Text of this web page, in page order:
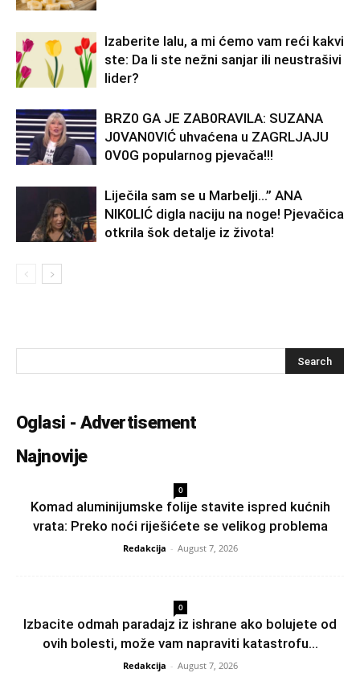
Izaberite lalu, a mi ćemo vam reći kakvi
ste: Da li ste nežni sanjar ili neustrašivi
lider?
BRZ0 GA JE ZAB0RAVlLA: SUZANA
J0VAN0VIĆ uhvaćena u ZAGRLJAJU
0V0G popularnog pjevača!!!
Liječila sam se u Marbelji…” ANA
NlK0LlĆ digla naciju na noge! Pjevačica
otkrila šok detalje iz života!
Oglasi - Advertisement
Najnovije
0
Komad aluminijumske folije stavite ispred kućnih
vrata: Preko noći riješićete se velikog problema
Redakcija - August 7, 2026
0
Izbacite odmah paradajz iz ishrane ako bolujete od
ovih bolesti, može vam napraviti katastrofu...
Redakcija - August 7, 2026